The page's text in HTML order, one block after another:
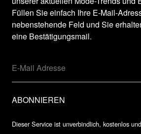
Füllen Sie einfach Ihre E-Mail-
nebenstehende Feld und Sie
eine Bestätigungsmail.
Dieser Service ist unverbindlich, kostenlos